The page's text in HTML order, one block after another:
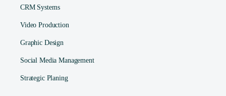
CRM Systems
Video Production
Graphic Design
Social Media Management​
Strategic Planing